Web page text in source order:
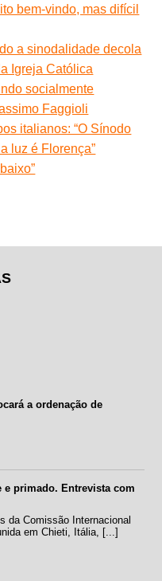
bem-vindo, mas difícil
a sinodalidade decola
Igreja Católica
socialmente
Faggioli
italianos: “O Sínodo
luz é Florença”
a ordenação de
primado. Entrevista com
da Comissão Internacional
em Chieti, Itália, [...]